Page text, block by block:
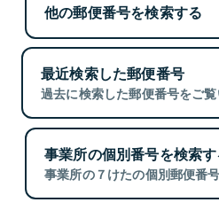
他の郵便番号を検索する
最近検索した郵便番号
過去に検索した郵便番号をご覧
事業所の個別番号を検索す
事業所の７けたの個別郵便番